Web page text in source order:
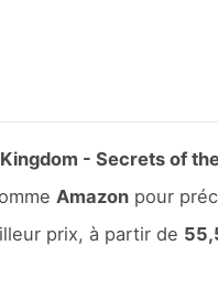
- Secrets of
Amazonpour
prix, à partir de